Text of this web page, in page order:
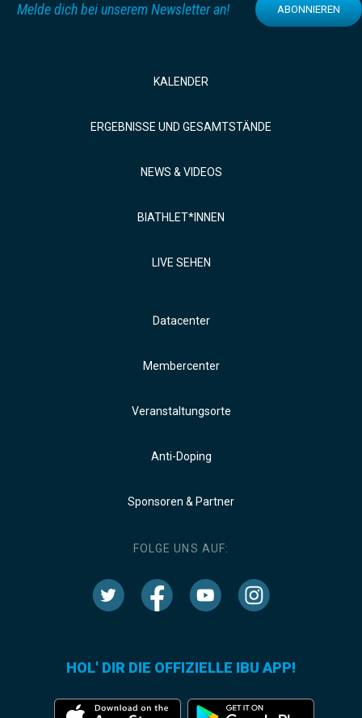
Melde dich bei unserem Newsletter an! ABONNIEREN
KALENDER
ERGEBNISSE UND GESAMTSTÄNDE
NEWS & VIDEOS
BIATHLET*INNEN
LIVE SEHEN
Datacenter
Membercenter
Veranstaltungsorte
Anti-Doping
Sponsoren & Partner
FOLGE UNS AUF:
HOL' DIR DIE OFFIZIELLE IBU APP!